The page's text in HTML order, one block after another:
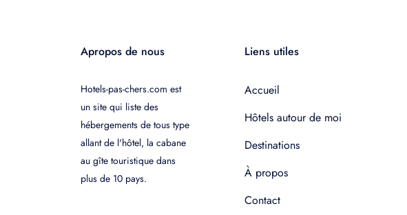
Apropos de nous
Hotels-pas-chers.com est
un site qui liste des
hébergements de tous type
allant de l'hôtel, la cabane
au gîte touristique dans
plus de 10 pays.
Liens utiles
Accueil
Hôtels autour de moi
Destinations
À propos
Contact